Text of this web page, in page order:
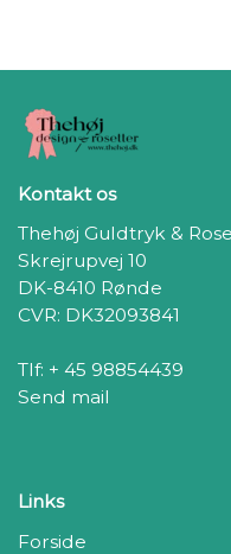
Kontakt os
Thehøj Guldtryk &
Skrejrupvej 10
DK-8410 Rønde
CVR: DK32093841
Tlf: + 45 98854439
Send mail
Links
Forside